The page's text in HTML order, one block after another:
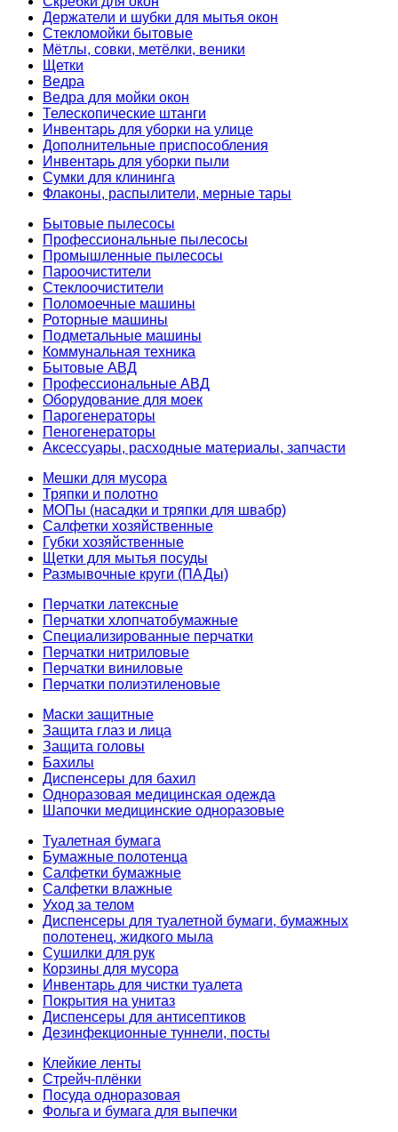
Держатели и шубки для мытья окон
Стекломойки бытовые
Мётлы, совки, метёлки, веники
Щетки
Ведра
Ведра для мойки окон
Телескопические штанги
Инвентарь для уборки на улице
Дополнительные приспособления
Инвентарь для уборки пыли
Сумки для клининга
Флаконы, распылители, мерные тары
Бытовые пылесосы
Профессиональные пылесосы
Промышленные пылесосы
Пароочистители
Стеклоочистители
Поломоечные машины
Роторные машины
Подметальные машины
Коммунальная техника
Бытовые АВД
Профессиональные АВД
Оборудование для моек
Парогенераторы
Пеногенераторы
Аксессуары, расходные материалы, запчасти
Мешки для мусора
Тряпки и полотно
МОПы (насадки и тряпки для швабр)
Салфетки хозяйственные
Губки хозяйственные
Щетки для мытья посуды
Размывочные круги (ПАДы)
Перчатки латексные
Перчатки хлопчатобумажные
Специализированные перчатки
Перчатки нитриловые
Перчатки виниловые
Перчатки полиэтиленовые
Маски защитные
Защита глаз и лица
Защита головы
Бахилы
Диспенсеры для бахил
Одноразовая медицинская одежда
Шапочки медицинские одноразовые
Туалетная бумага
Бумажные полотенца
Салфетки бумажные
Салфетки влажные
Уход за телом
Диспенсеры для туалетной бумаги, бумажных
полотенец, жидкого мыла
Сушилки для рук
Корзины для мусора
Инвентарь для чистки туалета
Покрытия на унитаз
Диспенсеры для антисептиков
Дезинфекционные туннели, посты
Клейкие ленты
Стрейч-плёнки
Посуда одноразовая
Фольга и бумага для выпечки